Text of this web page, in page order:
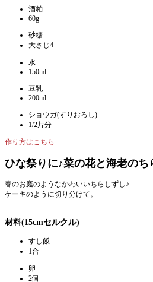
酒粕
60g
砂糖
大さじ4
水
150ml
豆乳
200ml
ショウガ(すりおろし)
1/2片分
作り方はこちら
ひな祭りに♪菜の花と海老のち
春のお庭のようなかわいいちらしずし♪
ケーキのように切り分けて。
材料(15cmセルクル)
すし飯
1合
卵
2個